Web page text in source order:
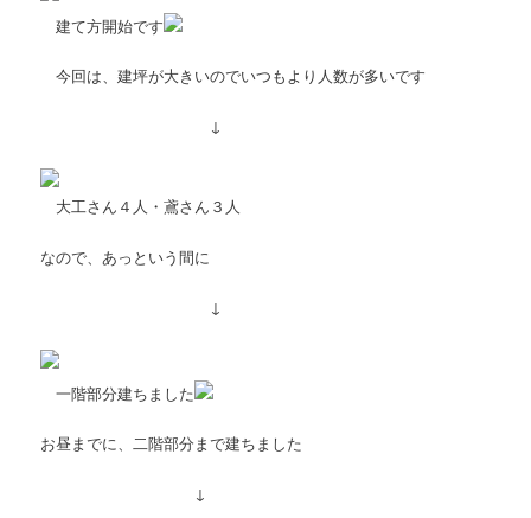
建て方開始です
今回は、建坪が大きいのでいつもより人数が多いです
↓
大工さん４人・鳶さん３人
なので、あっという間に
↓
一階部分建ちました
お昼までに、二階部分まで建ちました
↓